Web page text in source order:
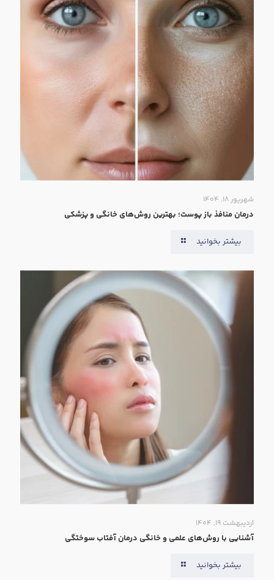
شهریور ۱۸, ۱۴۰۴
درمان منافذ باز پوست؛ بهترین روش‌های خانگی و پزشکی
بیشتر بخوانید
اردیبهشت ۱۹, ۱۴۰۴
آشنایی با روش‌های علمی و خانگی درمان آفتاب سوختگی
بیشتر بخوانید